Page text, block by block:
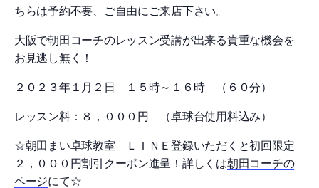
ちらは予約不要、ご自由にご来店下さい。
大阪で朝田コーチのレッスン受講が出来る貴重な機会を
お見逃し無く！
２０２３年１月２日 １５時～１６時 （６０分）
レッスン料：８，０００円 （卓球台使用料込み）
☆朝田まい卓球教室 ＬＩＮＥ登録いただくと初回限定
２，０００円割引クーポン進呈！詳しくは朝田コーチの
ページにて☆